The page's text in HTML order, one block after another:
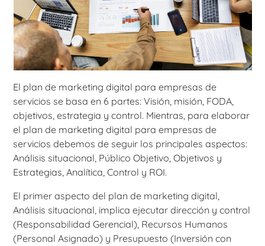
El plan de marketing digital para empresas de
servicios se basa en 6 partes: Visión, misión, FODA,
objetivos, estrategia y control. Mientras, para elaborar
el plan de marketing digital para empresas de
servicios debemos de seguir los principales aspectos:
Análisis situacional, Público Objetivo, Objetivos y
Estrategias, Analítica, Control y ROI.
El primer aspecto del plan de marketing digital,
Análisis situacional, implica ejecutar dirección y control
(Responsabilidad Gerencial), Recursos Humanos
(Personal Asignado) y Presupuesto (Inversión con